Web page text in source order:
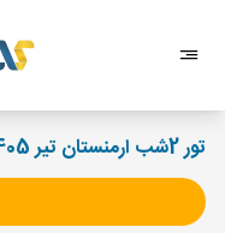
تور 2شب ارمنستان تیر 1405 حذف شد